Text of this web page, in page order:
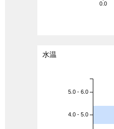
0.0
水温
5.0 - 6.0
4.0 - 5.0